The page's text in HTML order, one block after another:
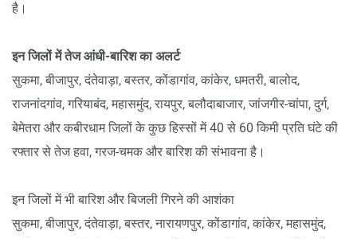
है।
इन जिलों में तेज आंधी-बारिश का अलर्ट
सुकमा, बीजापुर, दंतेवाड़ा, बस्तर, कोंडागांव, कांकेर, धमतरी, बालोद,
राजनांदगांव, गरियाबंद, महासमुंद, रायपुर, बलौदाबाजार, जांजगीर-चांपा, दुर्ग,
बेमेतरा और कबीरधाम जिलों के कुछ हिस्सों में 40 से 60 किमी प्रति घंटे की
रफ्तार से तेज हवा, गरज-चमक और बारिश की संभावना है।
इन जिलों में भी बारिश और बिजली गिरने की आशंका
सुकमा, बीजापुर, दंतेवाड़ा, बस्तर, नारायणपुर, कोंडागांव, कांकेर, महासमुंद,